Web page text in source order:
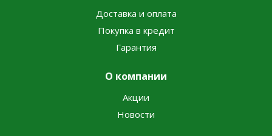
Доставка и оплата
Покупка в кредит
Гарантия
О компании
Акции
Новости